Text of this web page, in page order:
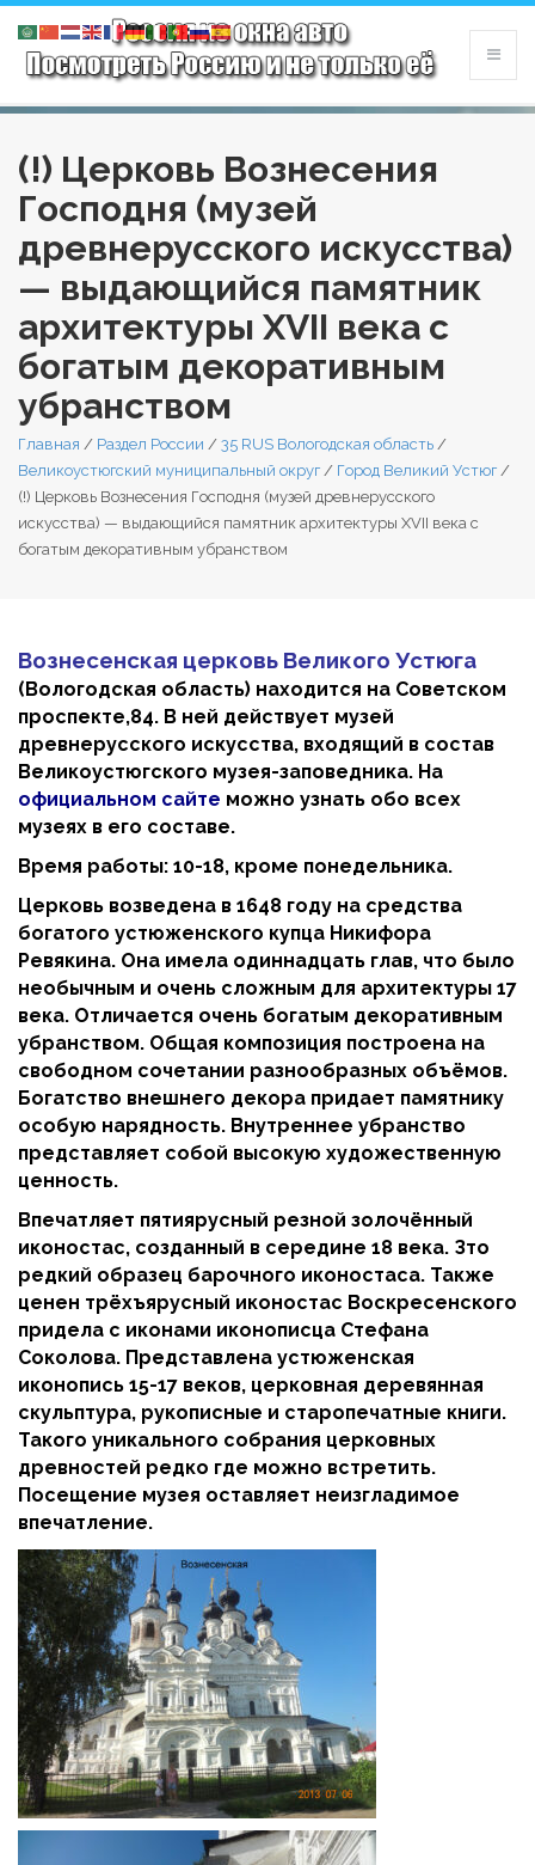
(!) Церковь Вознесения
Господня (музей
древнерусского искусства)
— выдающийся памятник
архитектуры XVII века с
богатым декоративным
убранством
Главная / Раздел России / 35 RUS Вологодская область /
Великоустюгский муниципальный округ / Город Великий Устюг /
(!) Церковь Вознесения Господня (музей древнерусского
искусства) — выдающийся памятник архитектуры XVII века с
богатым декоративным убранством
Вознесенская церковь Великого Устюга
(Вологодская область) находится на Советском
проспекте,84. В ней действует музей
древнерусского искусства, входящий в состав
Великоустюгского музея-заповедника. На
официальном сайте можно узнать обо всех
музеях в его составе.
Время работы: 10-18, кроме понедельника.
Церковь возведена в 1648 году на средства
богатого устюженского купца Никифора
Ревякина. Она имела одиннадцать глав, что было
необычным и очень сложным для архитектуры 17
века. Отличается очень богатым декоративным
убранством. Общая композиция построена на
свободном сочетании разнообразных объёмов.
Богатство внешнего декора придает памятнику
особую нарядность. Внутреннее убранство
представляет собой высокую художественную
ценность.
Впечатляет пятиярусный резной золочённый
иконостас, созданный в середине 18 века. Зто
редкий образец барочного иконостаса. Также
ценен трёхъярусный иконостас Воскресенского
придела с иконами иконописца Стефана
Соколова. Представлена устюженская
иконопись 15-17 веков, церковная деревянная
скульптура, рукописные и старопечатные книги.
Такого уникального собрания церковных
древностей редко где можно встретить.
Посещение музея оставляет неизгладимое
впечатление.